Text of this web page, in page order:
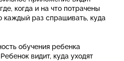
когда и на что потрачены
каждый раз спрашивать, куда
обучения ребенка
видит, куда уходят